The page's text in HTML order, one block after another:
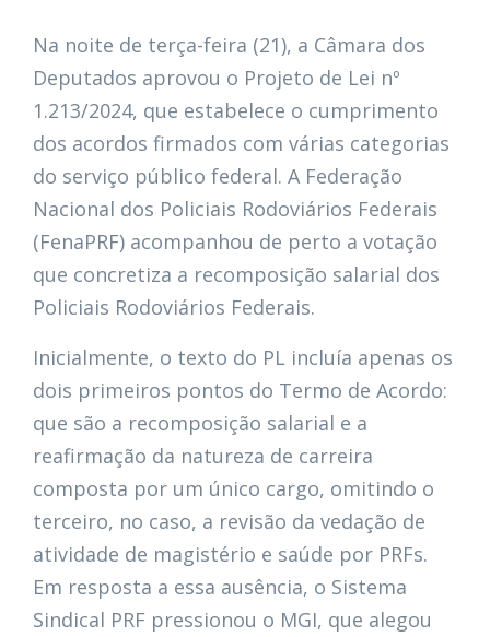
Na noite de terça-feira (21), a Câmara dos
Deputados aprovou o Projeto de Lei nº
1.213/2024, que estabelece o cumprimento
dos acordos firmados com várias categorias
do serviço público federal. A Federação
Nacional dos Policiais Rodoviários Federais
(FenaPRF) acompanhou de perto a votação
que concretiza a recomposição salarial dos
Policiais Rodoviários Federais.
Inicialmente, o texto do PL incluía apenas os
dois primeiros pontos do Termo de Acordo:
que são a recomposição salarial e a
reafirmação da natureza de carreira
composta por um único cargo, omitindo o
terceiro, no caso, a revisão da vedação de
atividade de magistério e saúde por PRFs.
Em resposta a essa ausência, o Sistema
Sindical PRF pressionou o MGI, que alegou